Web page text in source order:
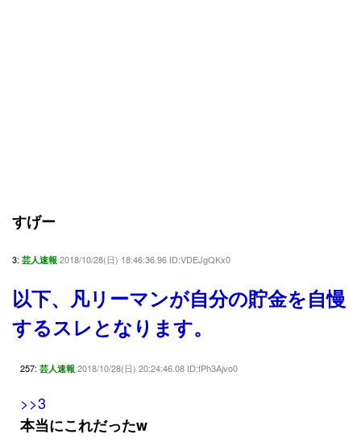
すげー
3: 芸人速報 2018/10/28(日) 18:46:36.96 ID:VDEJgQKx0
以下、凡リーマンが自分の貯金を自慢
するスレとなります。
257: 芸人速報 2018/10/28(日) 20:24:46.08 ID:fPh3Ajvo0
>>3
本当にこれだったw